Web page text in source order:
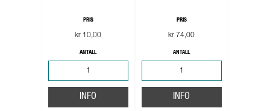
PRIS
kr 10,00
ANTALL
INFO
PRIS
kr 74,00
ANTALL
INFO